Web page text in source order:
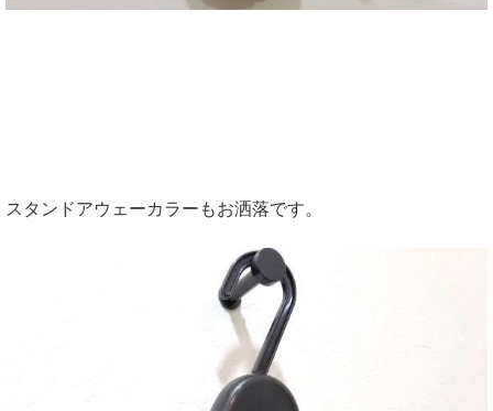
スタンドアウェーカラーもお洒落です。